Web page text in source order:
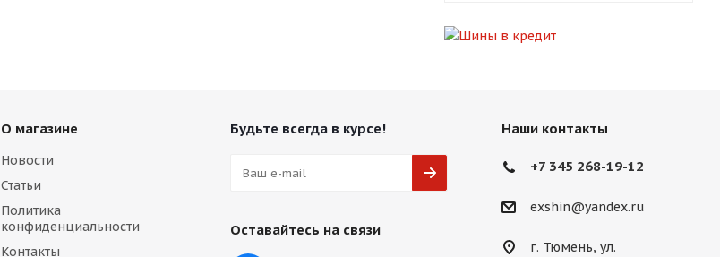
О магазине
Новости
Статьи
Политика
конфиденциальности
Контакты
Будьте всегда в курсе!
Оставайтесь на связи
Наши контакты
+7 345 268-19-12
exshin@yandex.ru
г. Тюмень, ул.